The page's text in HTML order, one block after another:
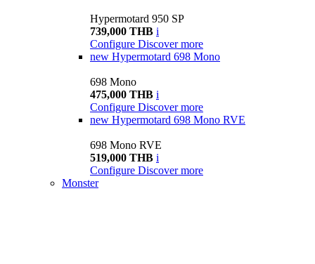
Hypermotard 950 SP
739,000 THB i
Configure Discover more
new Hypermotard 698 Mono
698 Mono
475,000 THB i
Configure Discover more
new Hypermotard 698 Mono RVE
698 Mono RVE
519,000 THB i
Configure Discover more
Monster